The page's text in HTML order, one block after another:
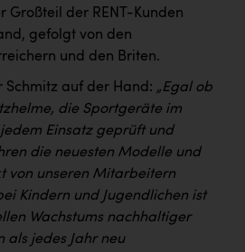
Großteil der RENT-Kunden
gefolgt von den
und den Briten.
Schmitz auf der Hand: „Egal ob
die Sportgeräte im
Einsatz geprüft und
die neuesten Modelle und
von unseren Mitarbeitern
Kindern und Jugendlichen ist
Wachstums nachhaltiger
als jedes Jahr neu